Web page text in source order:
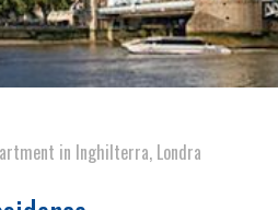
in Inghilterra, Londra